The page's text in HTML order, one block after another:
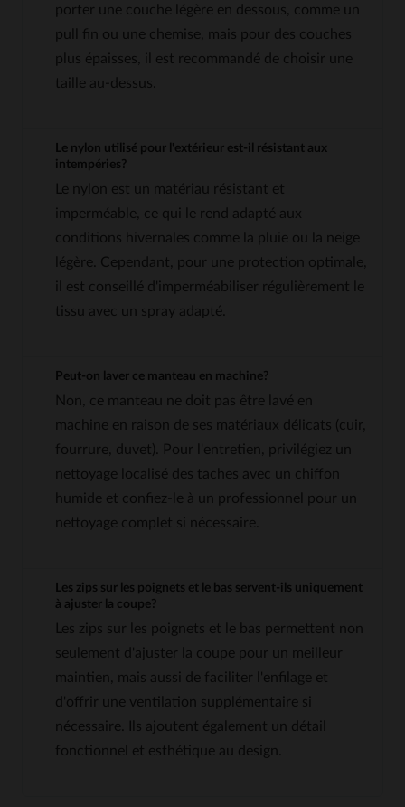
porter une couche légère en dessous, comme un
pull fin ou une chemise, mais pour des couches
plus épaisses, il est recommandé de choisir une
taille au-dessus.
Le nylon utilisé pour l'extérieur est-il résistant aux
intempéries?
Le nylon est un matériau résistant et
imperméable, ce qui le rend adapté aux
conditions hivernales comme la pluie ou la neige
légère. Cependant, pour une protection optimale,
il est conseillé d'imperméabiliser régulièrement le
tissu avec un spray adapté.
Peut-on laver ce manteau en machine?
Non, ce manteau ne doit pas être lavé en
machine en raison de ses matériaux délicats (cuir,
fourrure, duvet). Pour l'entretien, privilégiez un
nettoyage localisé des taches avec un chiffon
humide et confiez-le à un professionnel pour un
nettoyage complet si nécessaire.
Les zips sur les poignets et le bas servent-ils uniquement
à ajuster la coupe?
Les zips sur les poignets et le bas permettent non
seulement d'ajuster la coupe pour un meilleur
maintien, mais aussi de faciliter l'enfilage et
d'offrir une ventilation supplémentaire si
nécessaire. Ils ajoutent également un détail
fonctionnel et esthétique au design.